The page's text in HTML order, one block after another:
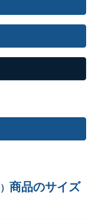
商品のサイズ